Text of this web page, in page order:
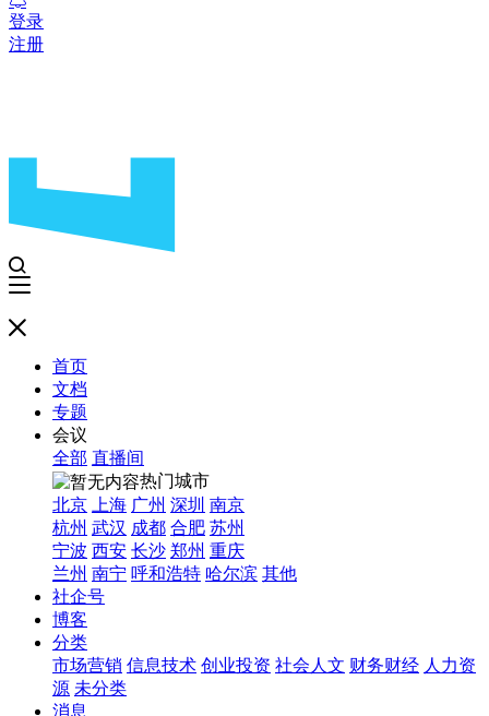
登录
注册
首页
文档
专题
会议
全部 直播间
热门城市
北京
上海 广州 深圳 南京
杭州 武汉 成都 合肥 苏州
宁波 西安 长沙 郑州 重庆
兰州 南宁 呼和浩特 哈尔滨 其他
社企号
博客
分类
市场营销 信息技术 创业投资 社会人文 财务财经 人力资
源 未分类
消息